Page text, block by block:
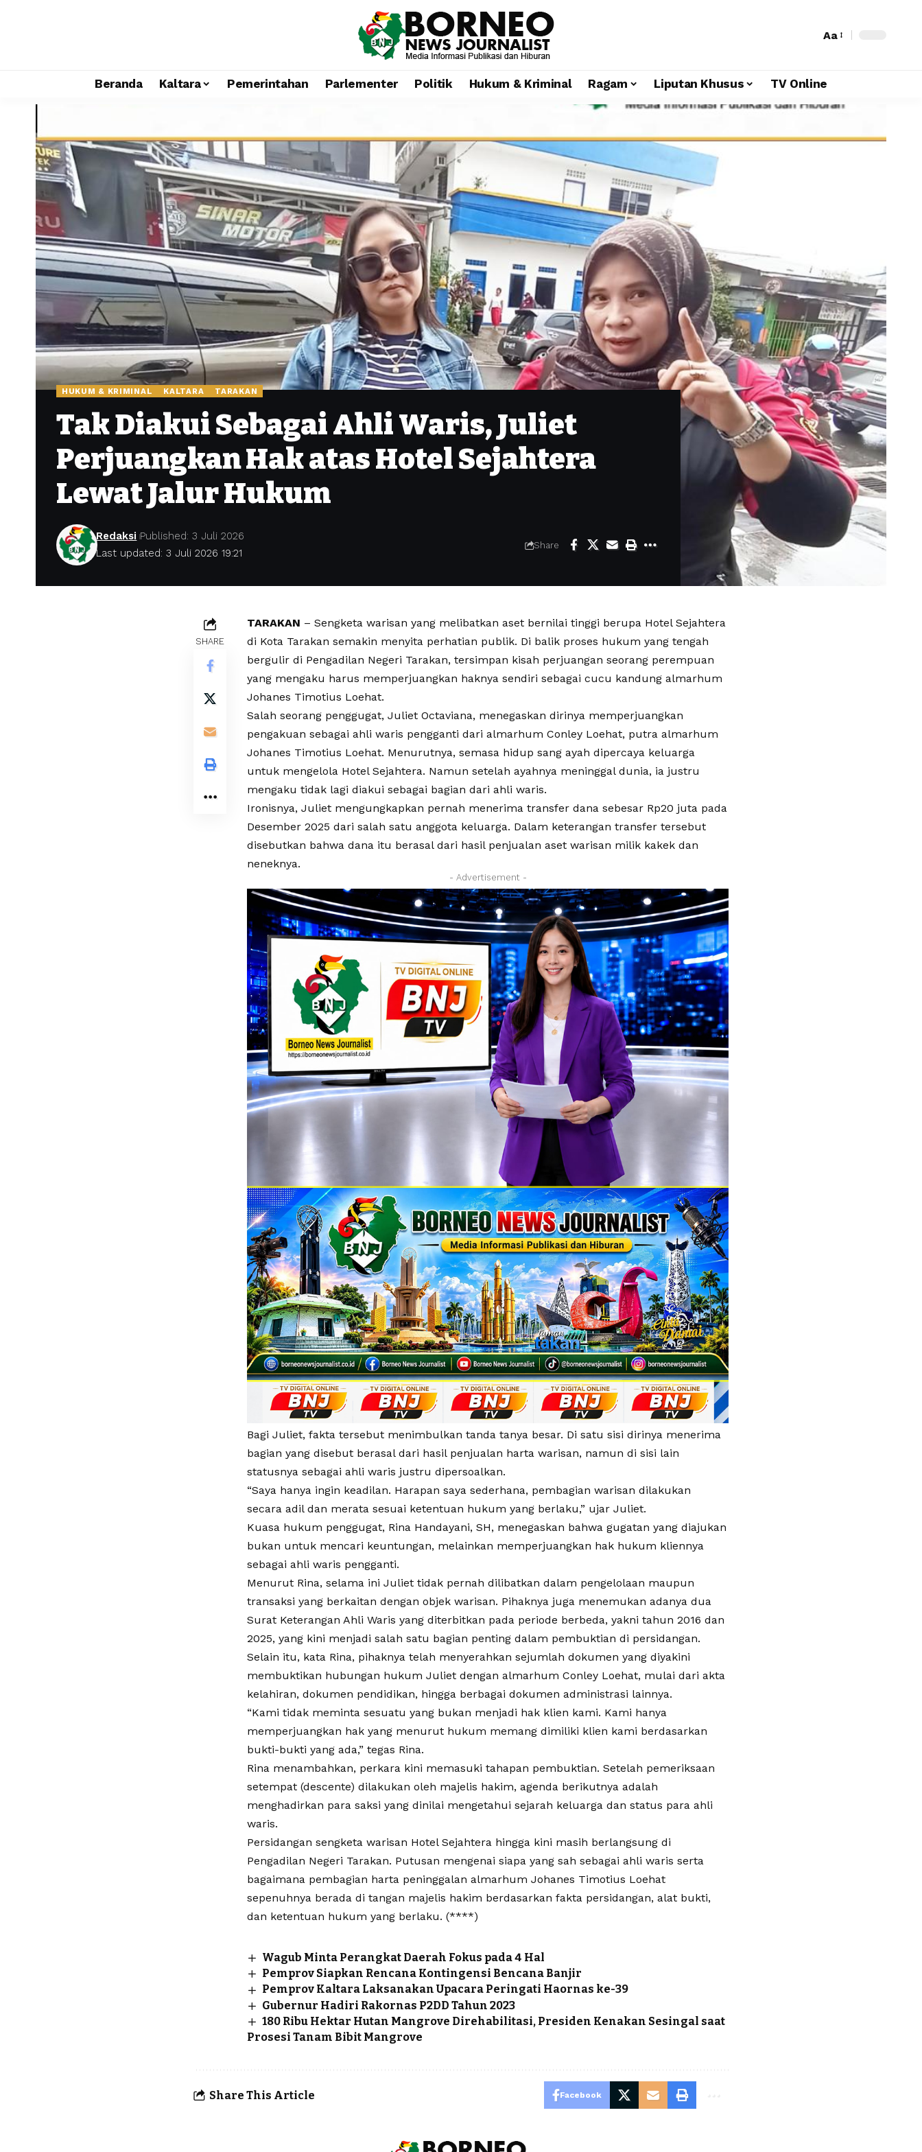
Aa
Beranda Kaltara Pemerintahan Parlementer Politik Hukum & Kriminal Ragam Liputan Khusus TV Online
HUKUM & KRIMINAL KALTARA TARAKAN
Tak Diakui Sebagai Ahli Waris, Juliet
Perjuangkan Hak atas Hotel Sejahtera
Lewat Jalur Hukum
Last updated: 3 Juli 2026 19:21
Redaksi Published: 3 Juli 2026
Share
SHARE
TARAKAN – Sengketa warisan yang melibatkan aset bernilai tinggi berupa Hotel Sejahtera
di Kota Tarakan semakin menyita perhatian publik. Di balik proses hukum yang tengah
bergulir di Pengadilan Negeri Tarakan, tersimpan kisah perjuangan seorang perempuan
yang mengaku harus memperjuangkan haknya sendiri sebagai cucu kandung almarhum
Johanes Timotius Loehat.
Salah seorang penggugat, Juliet Octaviana, menegaskan dirinya memperjuangkan
pengakuan sebagai ahli waris pengganti dari almarhum Conley Loehat, putra almarhum
Johanes Timotius Loehat. Menurutnya, semasa hidup sang ayah dipercaya keluarga
untuk mengelola Hotel Sejahtera. Namun setelah ayahnya meninggal dunia, ia justru
mengaku tidak lagi diakui sebagai bagian dari ahli waris.
Ironisnya, Juliet mengungkapkan pernah menerima transfer dana sebesar Rp20 juta pada
Desember 2025 dari salah satu anggota keluarga. Dalam keterangan transfer tersebut
disebutkan bahwa dana itu berasal dari hasil penjualan aset warisan milik kakek dan
neneknya.
- Advertisement -
Bagi Juliet, fakta tersebut menimbulkan tanda tanya besar. Di satu sisi dirinya menerima
bagian yang disebut berasal dari hasil penjualan harta warisan, namun di sisi lain
statusnya sebagai ahli waris justru dipersoalkan.
“Saya hanya ingin keadilan. Harapan saya sederhana, pembagian warisan dilakukan
secara adil dan merata sesuai ketentuan hukum yang berlaku,” ujar Juliet.
Kuasa hukum penggugat, Rina Handayani, SH, menegaskan bahwa gugatan yang diajukan
bukan untuk mencari keuntungan, melainkan memperjuangkan hak hukum kliennya
sebagai ahli waris pengganti.
Menurut Rina, selama ini Juliet tidak pernah dilibatkan dalam pengelolaan maupun
transaksi yang berkaitan dengan objek warisan. Pihaknya juga menemukan adanya dua
Surat Keterangan Ahli Waris yang diterbitkan pada periode berbeda, yakni tahun 2016 dan
2025, yang kini menjadi salah satu bagian penting dalam pembuktian di persidangan.
Selain itu, kata Rina, pihaknya telah menyerahkan sejumlah dokumen yang diyakini
membuktikan hubungan hukum Juliet dengan almarhum Conley Loehat, mulai dari akta
kelahiran, dokumen pendidikan, hingga berbagai dokumen administrasi lainnya.
“Kami tidak meminta sesuatu yang bukan menjadi hak klien kami. Kami hanya
memperjuangkan hak yang menurut hukum memang dimiliki klien kami berdasarkan
bukti-bukti yang ada,” tegas Rina.
Rina menambahkan, perkara kini memasuki tahapan pembuktian. Setelah pemeriksaan
setempat (descente) dilakukan oleh majelis hakim, agenda berikutnya adalah
menghadirkan para saksi yang dinilai mengetahui sejarah keluarga dan status para ahli
waris.
Persidangan sengketa warisan Hotel Sejahtera hingga kini masih berlangsung di
Pengadilan Negeri Tarakan. Putusan mengenai siapa yang sah sebagai ahli waris serta
bagaimana pembagian harta peninggalan almarhum Johanes Timotius Loehat
sepenuhnya berada di tangan majelis hakim berdasarkan fakta persidangan, alat bukti,
dan ketentuan hukum yang berlaku. (****)
Wagub Minta Perangkat Daerah Fokus pada 4 Hal
Pemprov Siapkan Rencana Kontingensi Bencana Banjir
Pemprov Kaltara Laksanakan Upacara Peringati Haornas ke-39
Gubernur Hadiri Rakornas P2DD Tahun 2023
180 Ribu Hektar Hutan Mangrove Direhabilitasi, Presiden Kenakan Sesingal saat
Prosesi Tanam Bibit Mangrove
Share This Article Facebook